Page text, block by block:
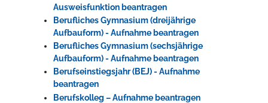
Ausweisfunktion beantragen
Berufliches Gymnasium (dreijährige
Aufbauform) - Aufnahme beantragen
Berufliches Gymnasium (sechsjährige
Aufbauform) - Aufnahme beantragen
Berufseinstiegsjahr (BEJ) - Aufnahme
beantragen
Berufskolleg – Aufnahme beantragen